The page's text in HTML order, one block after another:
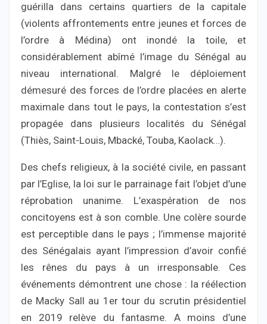
guérilla dans certains quartiers de la capitale
(violents affrontements entre jeunes et forces de
l’ordre à Médina) ont inondé la toile, et
considérablement abîmé l’image du Sénégal au
niveau international. Malgré le déploiement
démesuré des forces de l’ordre placées en alerte
maximale dans tout le pays, la contestation s’est
propagée dans plusieurs localités du Sénégal
(Thiès, Saint-Louis, Mbacké, Touba, Kaolack…).
Des chefs religieux, à la société civile, en passant
par l’Eglise, la loi sur le parrainage fait l’objet d’une
réprobation unanime. L’exaspération de nos
concitoyens est à son comble. Une colère sourde
est perceptible dans le pays ; l’immense majorité
des Sénégalais ayant l’impression d’avoir confié
les rênes du pays à un irresponsable. Ces
événements démontrent une chose : la réélection
de Macky Sall au 1er tour du scrutin présidentiel
en 2019 relève du fantasme. A moins d’une